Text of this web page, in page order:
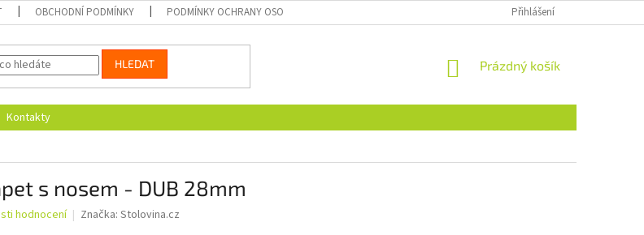
OBCHODNÍ PODMÍNKY PODMÍNKY OCHRANY OSOBNÍCH ÚDAJŮ Přihlášení
HLEDAT
NÁKUPNÍ
Prázdný košík
Kontakty
s nosem - DUB 28mm
hodnocení Značka: Stolovina.cz